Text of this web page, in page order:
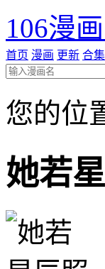
106漫
首页 漫画 更新 合集
您的位
她若